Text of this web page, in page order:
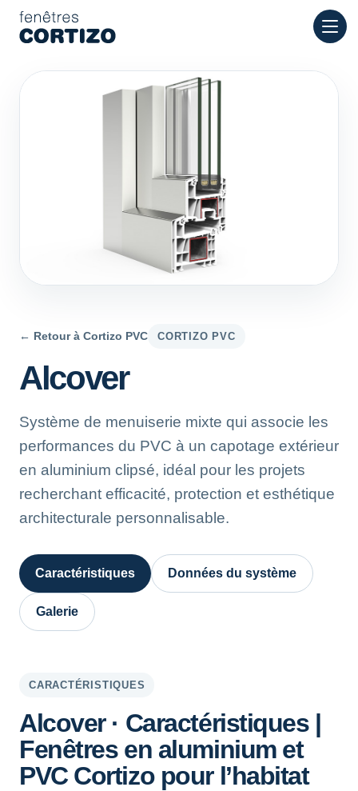
Fenêtres Cortizo est un réseau spécialisé dans les fenêtres
Produits
Réseau de magasins
← Retour à Cortizo PVC CORTIZO PVC
Alcover
Système de menuiserie mixte qui associe les
performances du PVC à un capotage extérieur
en aluminium clipsé, idéal pour les projets
recherchant efficacité, protection et esthétique
architecturale personnalisable.
Caractéristiques Données du système
Galerie
CARACTÉRISTIQUES
Alcover · Caractéristiques |
Fenêtres en aluminium et
PVC Cortizo pour l’habitat